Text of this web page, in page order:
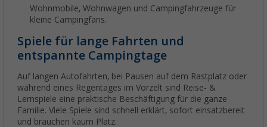
Wohnmobile, Wohnwagen und Campingfahrzeuge für
kleine Campingfans.
Spiele für lange Fahrten und
entspannte Campingtage
Auf langen Autofahrten, bei Pausen auf dem Rastplatz oder
während eines Regentages im Vorzelt sind Reise- &
Lernspiele eine praktische Beschäftigung für die ganze
Familie. Viele Spiele sind schnell erklärt, sofort einsatzbereit
und brauchen kaum Platz.